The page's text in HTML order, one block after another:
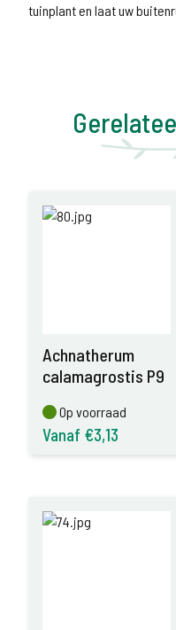
tuinplant en laat uw
Achnatherum
calamagrostis P9
Op voorraad
Op voorraad
Vanaf €3,13